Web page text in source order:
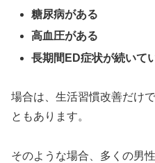
糖尿病がある
高血圧がある
長期間ED症状が続いて
場合は、生活習慣改善だけ
ともあります。
そのような場合、多くの男